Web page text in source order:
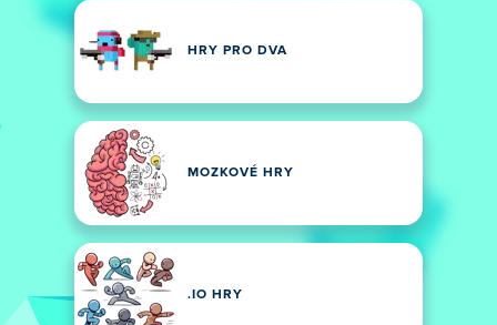
HRY PRO DVA
MOZKOVÉ HRY
.IO HRY